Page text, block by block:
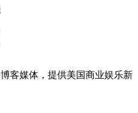
客媒体，提供美国商业娱乐新